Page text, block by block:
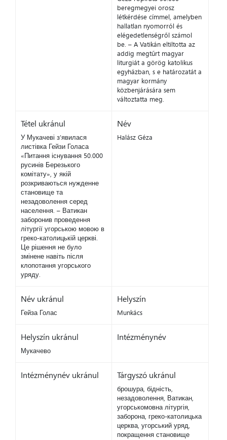
beregmegyei orosz
létkérdése címmel, amelyben
hallatlan nyomorról és
elégedetlenségről számol
be. – A Vatikán eltiltotta az
addig megtűrt magyar
liturgiát a görög katolikus
egyházban, s e határozatát a
magyar kormány
közbenjárására sem
változtatta meg.
Tétel ukránul
У Мукачеві з’явилася
листівка Гейзи Голаса
«Питання існування 50.000
русинів Березького
комітату», у якій
розкриваються нужденне
становище та
незадоволення серед
населення. – Ватикан
заборонив проведення
літургії угорською мовою в
греко-католицькій церкві.
Це рішення не було
змінене навіть після
клопотання угорського
уряду.
Név
Halász Géza
Név ukránul
Гейза Голас
Helyszín
Munkács
Helyszín ukránul
Мукачево
Intézménynév
Intézménynév ukránul Tárgyszó ukránul
брошура, бідність,
незадоволення, Ватикан,
угорськомовна літургія,
заборона, греко-католицька
церква, угорський уряд,
покращення становище